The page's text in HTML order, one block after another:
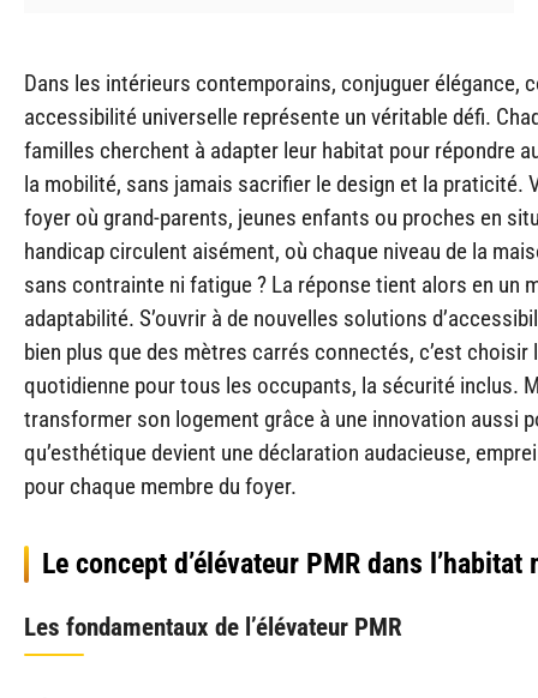
Dans les intérieurs contemporains, conjuguer élégance,
accessibilité universelle représente un véritable défi.
familles cherchent à adapter leur habitat pour répondre
la mobilité, sans jamais sacrifier le design et la praticité.
foyer où grand-parents, jeunes enfants ou proches en
handicap circulent aisément, où chaque niveau de la
sans contrainte ni fatigue ? La réponse tient alors en un
adaptabilité. S’ouvrir à de nouvelles solutions
bien plus que des mètres carrés connectés, c’est choisir
quotidienne pour tous les occupants, la sécurité inclus.
transformer son logement grâce à une innovation aussi
qu’esthétique devient une déclaration audacieuse,
pour chaque membre du foyer.
Le concept d’élévateur PMR dans l’habitat
Les fondamentaux de l’élévateur PMR